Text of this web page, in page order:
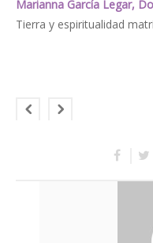
Marianna García Legar,
Tierra y espiritualidad